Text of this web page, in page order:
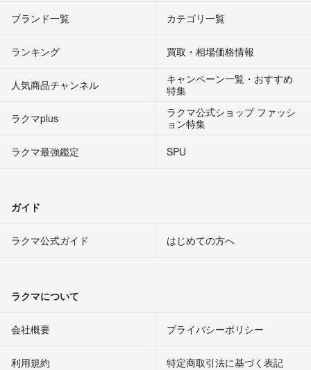
ブランド一覧 カテゴリ一覧
ランキング 買取・相場価格情報
人気商品チャンネル
キャンペーン一覧・おすすめ
特集
ラクマplus
ラクマ公式ショップ ファッシ
ョン特集
ラクマ最強鑑定
SPU
ガイド
ラクマ公式ガイド はじめての方へ
ラクマについて
会社概要 プライバシーポリシー
利用規約 特定商取引法に基づく表記